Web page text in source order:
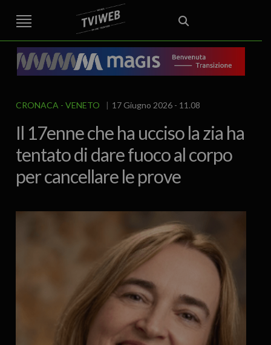
STREET TG CRONACA VENETO
VICENZA E PROVINCIA
AREA BERICA
ECONOMIA ATTUALITA’ POLITICA
EDITORIALE ITALIA E MONDO CURIOSITÀ – LIFESTYLE
CULTURA ARTE
SPORT
IL GRAFFIO FOOD & DRINK
CRONACA VENETO 17 Giugno 2026 - 11.08
Il 17enne che ha ucciso la zia ha
tentato di dare fuoco al corpo
per cancellare le prove